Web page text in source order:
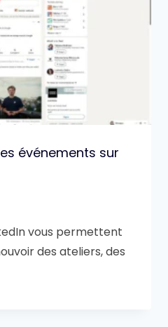
événements sur
vous permettent
des ateliers, des